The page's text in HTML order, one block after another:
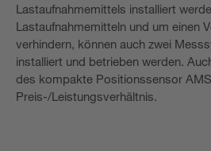
Lastaufnahmemittels installiert
Lastaufnahmemitteln und um einen
verhindern, können auch zwei
installiert und betrieben werden.
des kompakte Positionssensor
Preis-/Leistungsverhältnis.